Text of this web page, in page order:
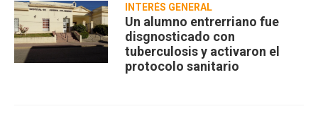
INTERÉS GENERAL
Un alumno entrerriano fue
disgnosticado con
tuberculosis y activaron el
protocolo sanitario